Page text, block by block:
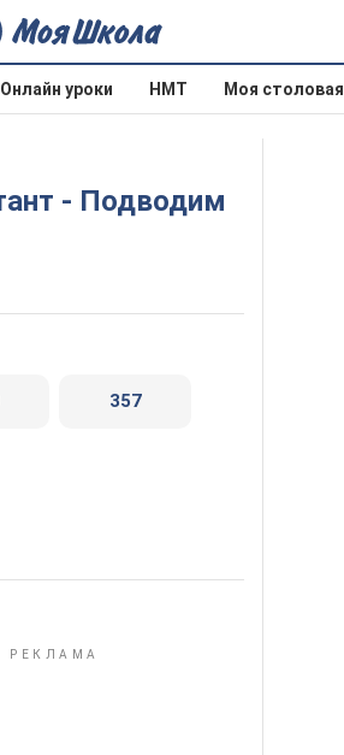
Онлайн уроки НМТ Моя столовая
357